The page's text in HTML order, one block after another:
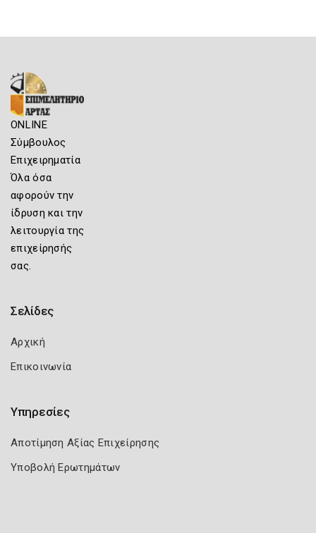
ONLINE
Σύμβουλος
Επιχειρηματία
Όλα όσα
αφορούν την
ίδρυση και την
λειτουργία της
επιχείρησής
σας.
Σελίδες
Αρχική
Επικοινωνία
Υπηρεσίες
Αποτίμηση Αξίας Επιχείρησης
Υποβολή Ερωτημάτων